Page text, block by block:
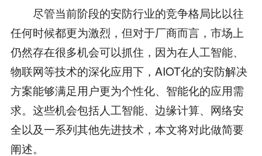
尽管当前阶段的安防行业的竞争格局比以往
任何时候都更为激烈，但对于厂商而言，市场上
仍然存在很多机会可以抓住，因为在人工智能、
物联网等技术的深化应用下，AIOT化的安防解决
方案能够满足用户更为个性化、智能化的应用需
求。这些机会包括人工智能、边缘计算、网络安
全以及一系列其他先进技术，本文将对此做简要
阐述。